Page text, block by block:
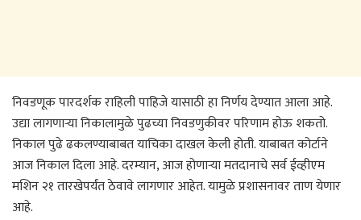
निवडणूक पारदर्शक राहिली पाहिजे यासाठी हा निर्णय देण्यात आला आहे.
उद्या लागणाऱ्या निकालामुळे पुढच्या निवडणुकीवर परिणाम होऊ शकतो.
निकाल पुढे ढकलण्याबाबत याचिका दाखल केली होती. याबाबत कोर्टाने
आज निकाल दिला आहे. दरम्यान, आज होणाऱ्या मतदानाचे सर्व ईव्हीएम
मशिन २१ तारखेपर्यंत ठेवावे लागणार आहेत. यामुळे प्रशासनावर ताण येणार
आहे.